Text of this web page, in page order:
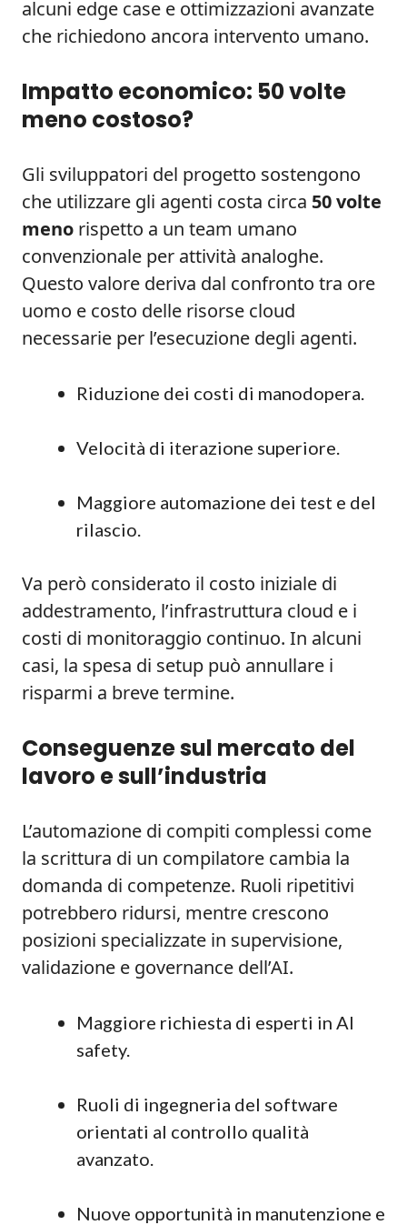
alcuni edge case e ottimizzazioni avanzate
che richiedono ancora intervento umano.
Impatto economico: 50 volte
meno costoso?
Gli sviluppatori del progetto sostengono
che utilizzare gli agenti costa circa 50 volte
meno rispetto a un team umano
convenzionale per attività analoghe.
Questo valore deriva dal confronto tra ore
uomo e costo delle risorse cloud
necessarie per l’esecuzione degli agenti.
Riduzione dei costi di manodopera.
Velocità di iterazione superiore.
Maggiore automazione dei test e del
rilascio.
Va però considerato il costo iniziale di
addestramento, l’infrastruttura cloud e i
costi di monitoraggio continuo. In alcuni
casi, la spesa di setup può annullare i
risparmi a breve termine.
Conseguenze sul mercato del
lavoro e sull’industria
L’automazione di compiti complessi come
la scrittura di un compilatore cambia la
domanda di competenze. Ruoli ripetitivi
potrebbero ridursi, mentre crescono
posizioni specializzate in supervisione,
validazione e governance dell’AI.
Maggiore richiesta di esperti in AI
safety.
Ruoli di ingegneria del software
orientati al controllo qualità
avanzato.
Nuove opportunità in manutenzione e